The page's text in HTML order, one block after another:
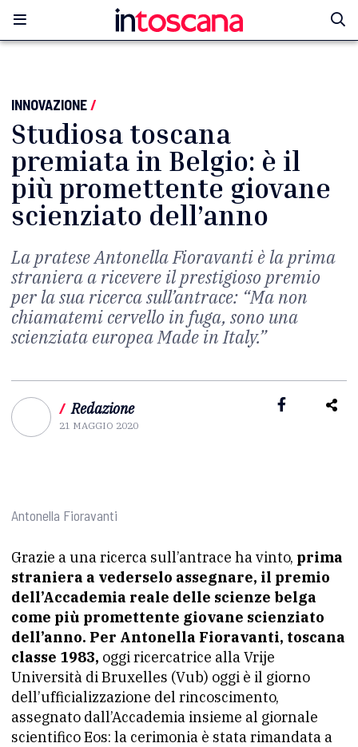
INNOVAZIONE/
Studiosa toscana
premiata in Belgio: è il
più promettente giovane
scienziato dell’anno
La pratese Antonella Fioravanti è la prima
straniera a ricevere il prestigioso premio
per la sua ricerca sull’antrace: “Ma non
chiamatemi cervello in fuga, sono una
scienziata europea Made in Italy.”
/ Redazione
21 MAGGIO 2020
Antonella Fioravanti
Grazie a una ricerca sull’antrace ha vinto, prima
straniera a vederselo assegnare, il premio
dell’Accademia reale delle scienze belga
come più promettente giovane scienziato
dell’anno. Per Antonella Fioravanti, toscana
classe 1983, oggi ricercatrice alla Vrije
Università di Bruxelles (Vub) oggi è il giorno
dell’ufficializzazione del rincoscimento,
assegnato dall’Accademia insieme al giornale
scientifico Eos: la cerimonia è stata rimandata a